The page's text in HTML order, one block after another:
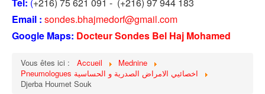
Email : sondes.bhajmedorf@gmail.com
Google Maps: Docteur Sondes Bel Haj Mohamed
Vous êtes ici : Accueil
Mednine
Pneumologues اخصائيي الامراض الصدرية و الحساسية
Djerba Houmet Souk